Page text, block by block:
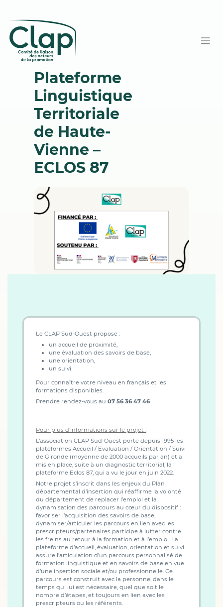
Plateforme
Linguistique
Territoriale
de Haute-
Vienne –
ECLOS 87
Le CLAP Sud-Ouest propose :
un accueil de proximité,
une évaluation des savoirs de base,
une orientation,
un suivi.
Pour connaître votre niveau en français et les
formations disponibles.
Prendre rendez-vous au 07 56 36 47 46
Pour plus d’informations sur le projet :
L’association CLAP Sud-Ouest porte depuis 1995 les
plateformes Accueil / Evaluation / Orientation / Suivi
de Gironde (moyenne de 2000 accueils par an) et a
mis en place, suite à un diagnostic territorial, la
plateforme Eclos 87, qui a vu le jour en juin 2022.
Notre projet s’inscrit dans les enjeux du Plan
départemental d’insertion qui réaffirme la volonté
du département de replacer l’emploi et la
dynamisation des parcours au cœur du dispositif :
favoriser l’acquisition des savoirs de base,
dynamiser/articuler les parcours en lien avec les
prescripteurs/partenaires participe à lutter contre
les freins au retour à la formation et à l’emploi. La
plateforme d’accueil, évaluation, orientation et suivi
assure l’articulation d’un parcours personnalisé de
formation linguistique et en savoirs de base en vue
d’une insertion sociale et/ou professionnelle. Ce
parcours est construit avec la personne, dans le
temps qui lui est nécessaire, quel que soit le
nombre d’étapes, et toujours en lien avec les
prescripteurs ou les référents.